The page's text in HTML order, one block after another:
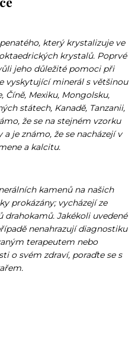
který krystalizuje ve
krystalů. Poprvé
jeho důležité pomoci při
vyskytující minerál s většinou
Číně, Mexiku, Mongolsku,
státech, Kanadě, Tanzanii,
že se na stejném vzorku
je známo, že se nacházejí v
a kalcitu.
kamenů na našich
prokázány; vycházejí ze
drahokamů. Jakékoli uvedené
nenahrazují diagnostiku
terapeutem nebo
o svém zdraví, poraďte se s